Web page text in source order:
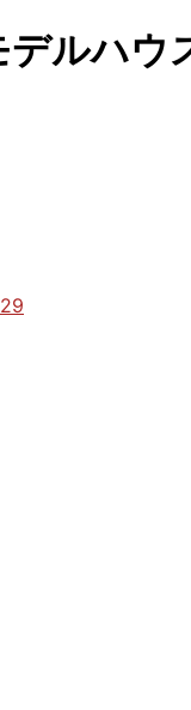
ルハウ
索